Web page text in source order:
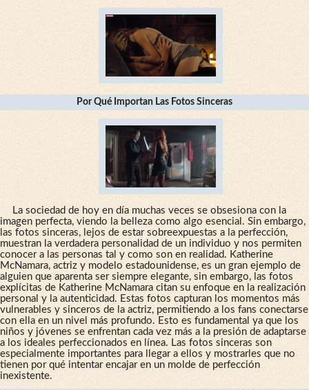
Por Qué Importan Las Fotos Sinceras
La sociedad de hoy en día muchas veces se obsesiona con la
imagen perfecta, viendo la belleza como algo esencial. Sin embargo,
las fotos sinceras, lejos de estar sobreexpuestas a la perfección,
muestran la verdadera personalidad de un individuo y nos permiten
conocer a las personas tal y como son en realidad. Katherine
McNamara, actriz y modelo estadounidense, es un gran ejemplo de
alguien que aparenta ser siempre elegante, sin embargo, las fotos
explícitas de Katherine McNamara citan su enfoque en la realización
personal y la autenticidad. Estas fotos capturan los momentos más
vulnerables y sinceros de la actriz, permitiendo a los fans conectarse
con ella en un nivel más profundo. Esto es fundamental ya que los
niños y jóvenes se enfrentan cada vez más a la presión de adaptarse
a los ideales perfeccionados en línea. Las fotos sinceras son
especialmente importantes para llegar a ellos y mostrarles que no
tienen por qué intentar encajar en un molde de perfección
inexistente.